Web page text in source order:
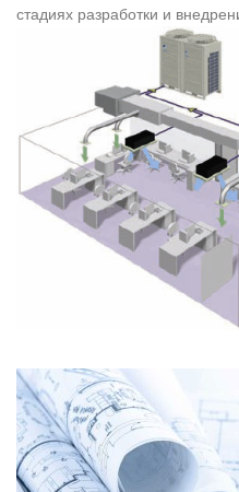
стадиях разработки и